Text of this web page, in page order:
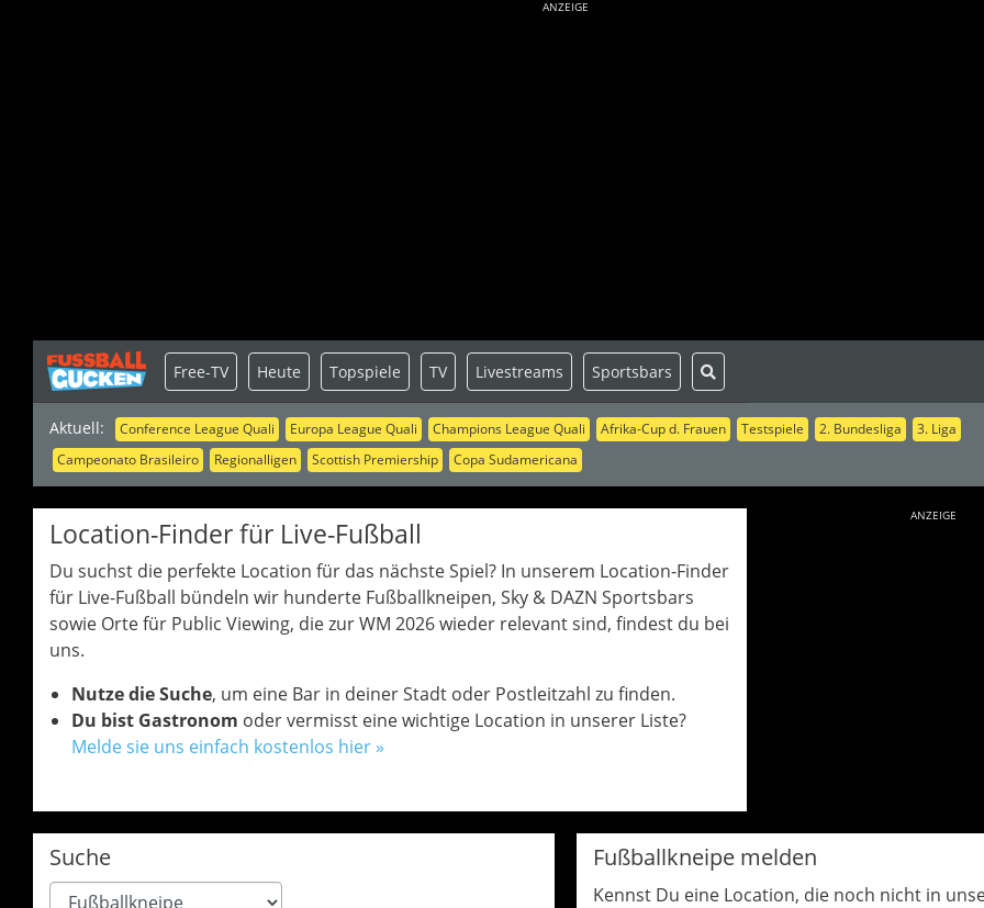
ANZEIGE
Aktuell: Conference League Quali Europa League Quali Champions League Quali Afrika-Cup d. Frauen Testspiele 2. Bundesliga
3. Liga
Campeonato Brasileiro
Regionalligen Scottish Premiership Copa Sudamericana
Free-TV Heute Topspiele TV Livestreams Sportsbars
Location-Finder für Live-Fußball
Du suchst die perfekte Location für das nächste Spiel? In unserem Location-Finder
für Live-Fußball bündeln wir hunderte Fußballkneipen, Sky & DAZN Sportsbars
sowie Orte für Public Viewing, die zur WM 2026 wieder relevant sind, findest du bei
uns.
Nutze die Suche, um eine Bar in deiner Stadt oder Postleitzahl zu finden.
Du bist Gastronom oder vermisst eine wichtige Location in unserer Liste?
Melde sie uns einfach kostenlos hier »
ANZEIGE
Suche
Type
Fußballkneipe melden
Kennst Du eine Location, die noch nicht in